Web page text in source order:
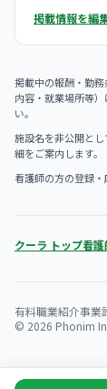
掲載情報を編
掲載中の報酬・勤
内容・就業場所等
い。
施設名を非公開と
細をご案内します。
看護師の方の登録・
クーラ トップ看護
有料職業紹介事業
© 2026 Phonim